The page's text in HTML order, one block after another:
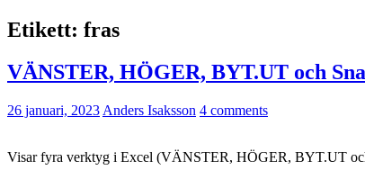
Etikett: fras
VÄNSTER, HÖGER, BYT.UT och
26 januari, 2023 Anders Isaksson 4 comments
Visar fyra verktyg i Excel (VÄNSTER, HÖGER, BYT.UT